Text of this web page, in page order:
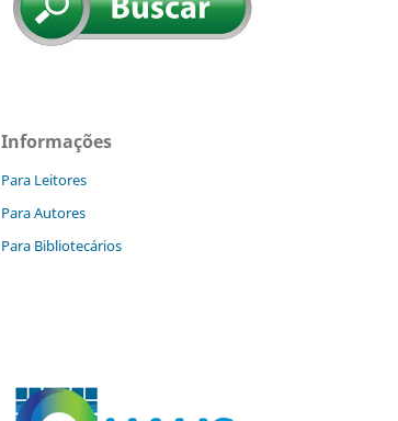
Informações
Para Leitores
Para Autores
Para Bibliotecários